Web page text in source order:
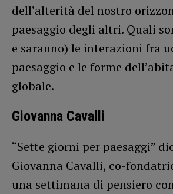
dell’alterità del nostro
paesaggio degli altri. Quali
e saranno) le interazioni fra
paesaggio e le forme
globale.
Giovanna Cavalli
“Sette giorni per paesaggi”
Giovanna Cavalli, co-
una settimana di pensiero